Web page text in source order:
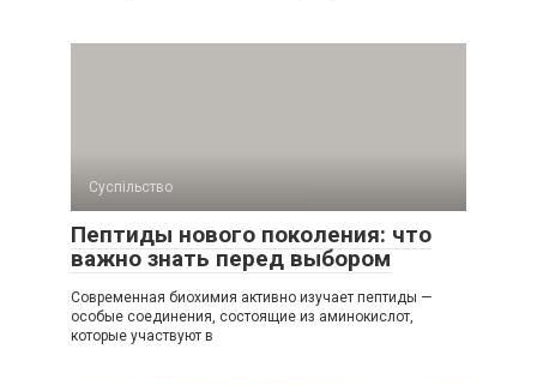
Суспільство
Пептиды нового поколения: что
важно знать перед выбором
Современная биохимия активно изучает пептиды —
особые соединения, состоящие из аминокислот,
которые участвуют в